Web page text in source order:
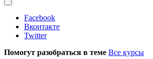
Facebook
Вконтакте
Twitter
Помогут разобраться в теме Все курсы